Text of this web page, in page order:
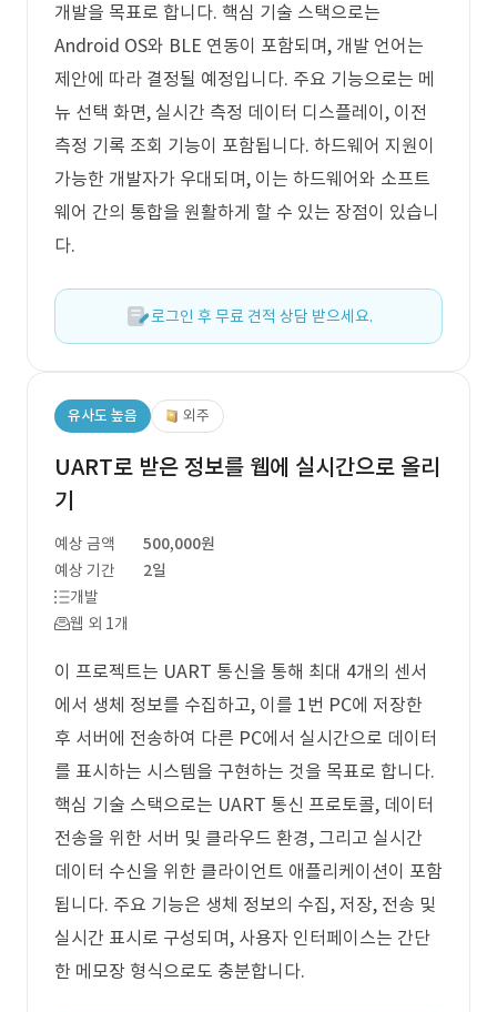
개발을 목표로 합니다. 핵심 기술 스택으로는
Android OS와 BLE 연동이 포함되며, 개발 언어는
제안에 따라 결정될 예정입니다. 주요 기능으로는 메
뉴 선택 화면, 실시간 측정 데이터 디스플레이, 이전
측정 기록 조회 기능이 포함됩니다. 하드웨어 지원이
가능한 개발자가 우대되며, 이는 하드웨어와 소프트
웨어 간의 통합을 원활하게 할 수 있는 장점이 있습니
다.
로그인 후 무료 견적 상담 받으세요.
유사도 높음 외주
UART로 받은 정보를 웹에 실시간으로 올리
기
예상 금액
500,000원
예상 기간
2일
개발
웹 외 1개
이 프로젝트는 UART 통신을 통해 최대 4개의 센서
에서 생체 정보를 수집하고, 이를 1번 PC에 저장한
후 서버에 전송하여 다른 PC에서 실시간으로 데이터
를 표시하는 시스템을 구현하는 것을 목표로 합니다.
핵심 기술 스택으로는 UART 통신 프로토콜, 데이터
전송을 위한 서버 및 클라우드 환경, 그리고 실시간
데이터 수신을 위한 클라이언트 애플리케이션이 포함
됩니다. 주요 기능은 생체 정보의 수집, 저장, 전송 및
실시간 표시로 구성되며, 사용자 인터페이스는 간단
한 메모장 형식으로도 충분합니다.